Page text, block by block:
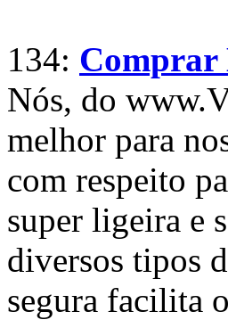
134: Comprar
Nós, do
melhor para
com respeito
super ligeira e
diversos tipos
segura facilita